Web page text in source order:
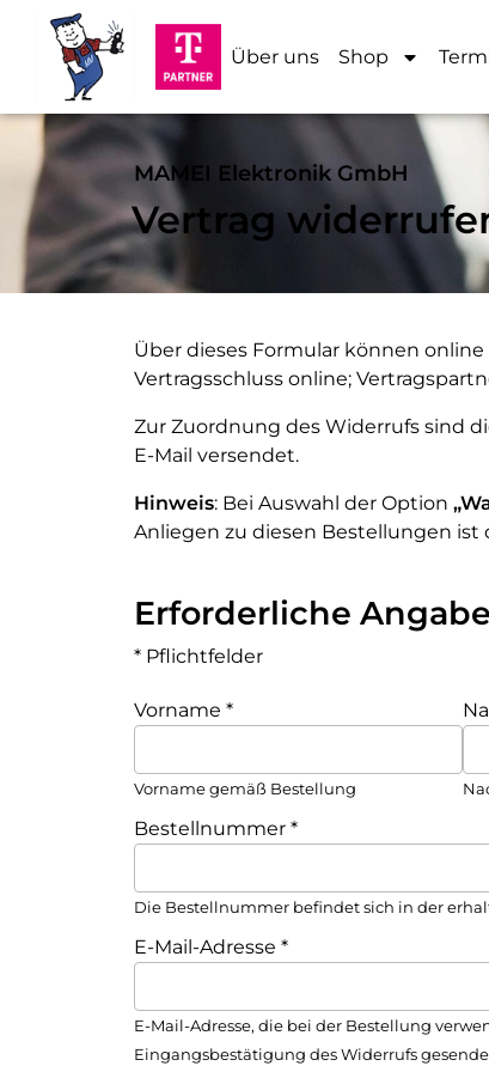
Über uns Shop
MAMEI Elektronik GmbH
Vertrag
Über dieses Formular können
Vertragsschluss online;
Zur Zuordnung des Widerrufs sind
E-Mail versendet.
Hinweis: Bei Auswahl der Option
Anliegen zu diesen Bestellungen ist
Erforderliche
* Pflichtfelder
Vorname *
Vorname gemäß Bestellung
Bestellnummer *
Die Bestellnummer befindet sich in der
E-Mail-Adresse *
E-Mail-Adresse, die bei der Bestellung
Eingangsbestätigung des Widerrufs